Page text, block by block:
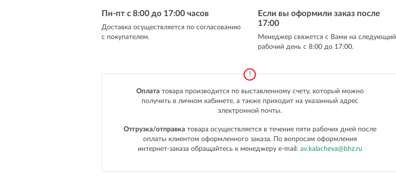
Пн-пт с 8:00 до 17:00 часов
Доставка осуществляется по согласованию
с покупателем.
Если вы оформили заказ после
17:00
Менеджер свяжется с Вами на следующий
рабочий день с 8:00 до 17:00.
Оплататовара производится по выставленному счету, который можно
получить в личном кабинете, а также приходит на указанный адрес
электронной почты.
Отгрузка/отправка товара осуществляется в течение пяти рабочих дней после
оплаты клиентом оформленного заказа. По вопросам оформления
интернет-заказа обращайтесь к менеджеру е-mail: av.kalacheva@bhz.ru